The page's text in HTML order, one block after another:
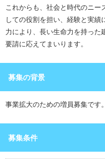
これからも、社会と時代のニー
しての役割を担い、経験と実
力により、長い生命力を持った
要請に応えてまいります。
募集の背景
事業拡大のための増員募集です。
募集条件